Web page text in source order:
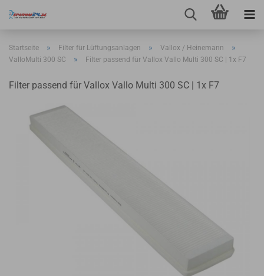
Startseite » Filter für Lüftungsanlagen » Vallox / Heinemann »
ValloMulti 300 SC » Filter passend für Vallox Vallo Multi 300 SC | 1x F7
Filter passend für Vallox Vallo Multi 300 SC | 1x F7